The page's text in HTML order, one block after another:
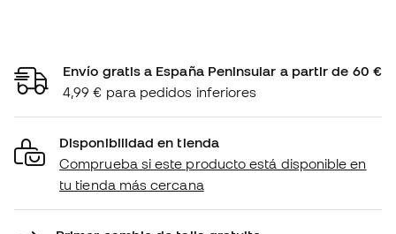
Envío gratis a España Peninsular a partir de 60 €
4,99 € para pedidos inferiores
Disponibilidad en tienda
Comprueba si este producto está disponible en
tu tienda más cercana